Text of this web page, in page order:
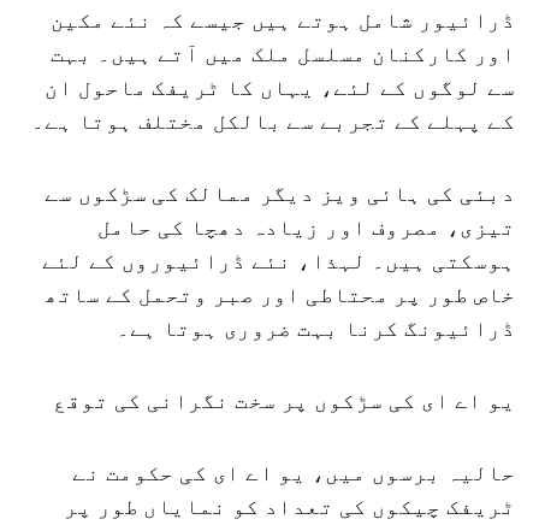
ڈرائیور شامل ہوتے ہیں جیسے کہ نئے مکین
اور کارکنان مسلسل ملک میں آتے ہیں۔ بہت
سے لوگوں کے لئے، یہاں کا ٹریفک ماحول ان
کے پہلے کے تجربے سے بالکل مختلف ہوتا ہے۔
دبئی کی ہائی ویز دیگر ممالک کی سڑکوں سے
تیزی، مصروف اور زیادہ دھچا کی حامل
ہوسکتی ہیں۔ لہذا، نئے ڈرائیوروں کے لئے
خاص طور پر محتاطی اور صبر وتحمل کے ساتھ
ڈرائیونگ کرنا بہت ضروری ہوتا ہے۔
یو اے ای کی سڑکوں پر سخت نگرانی کی توقع
حالیہ برسوں میں، یو اے ای کی حکومت نے
ٹریفک چیکوں کی تعداد کو نمایاں طور پر